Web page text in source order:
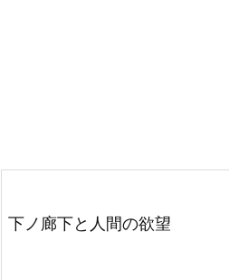
下ノ廊下と人間の欲望